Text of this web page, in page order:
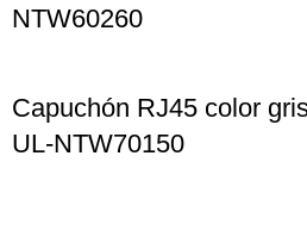
NTW60260
Capuchón RJ45 color
UL-NTW70150